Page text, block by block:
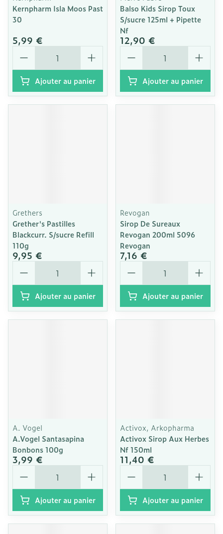
Kernpharm Isla Moos Past
30
5,99 €
Quantité
Ajouter au panier
Balso Kids Sirop Toux
S/sucre 125ml + Pipette
Nf
12,90 €
Quantité
Ajouter au panier
Grethers
Grether's Pastilles
Blackcurr. S/sucre Refill
110g
9,95 €
Quantité
Ajouter au panier
Revogan
Sirop De Sureaux
Revogan 200ml 5096
Revogan
7,16 €
Quantité
Ajouter au panier
A. Vogel
A.Vogel Santasapina
Bonbons 100g
3,99 €
Quantité
Ajouter au panier
Activox, Arkopharma
Activox Sirop Aux Herbes
Nf 150ml
11,40 €
Quantité
Ajouter au panier